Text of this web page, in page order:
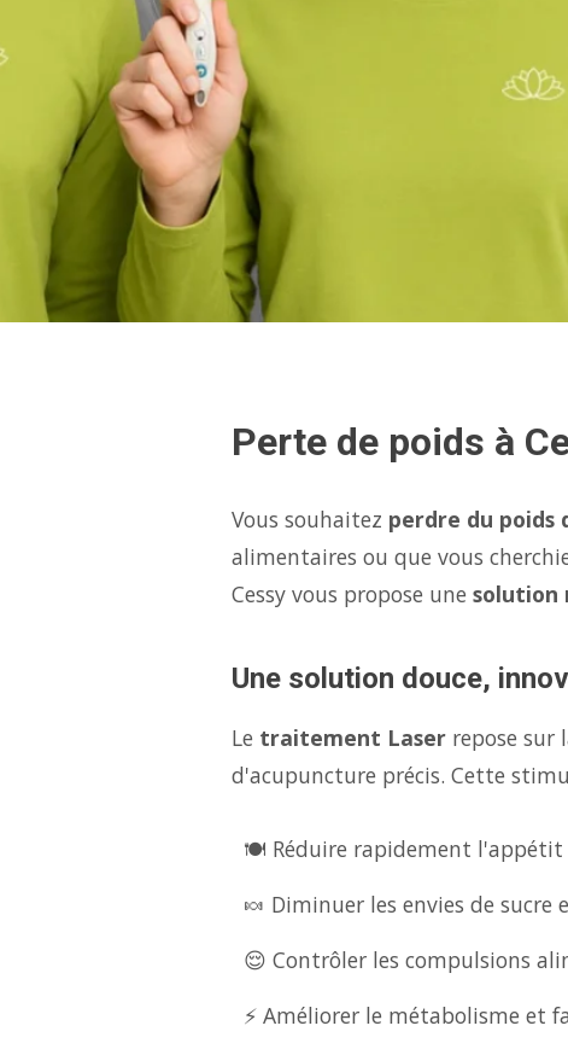
Perte de poids à
Vous souhaitez perdre du poids
alimentaires ou que vous
Cessy vous propose une solution
Une solution douce,
Le traitement Laser repose sur
d'acupuncture précis. Cette
🍽️ Réduire rapidement l'appétit
🍬 Diminuer les envies de sucre
😌 Contrôler les compulsions
⚡ Améliorer le métabolisme et